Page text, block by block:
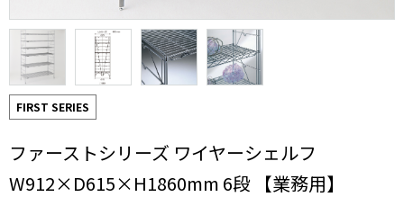
FIRST SERIES
ファーストシリーズ ワイヤーシェルフ
W912×D615×H1860mm 6段 【業務用】